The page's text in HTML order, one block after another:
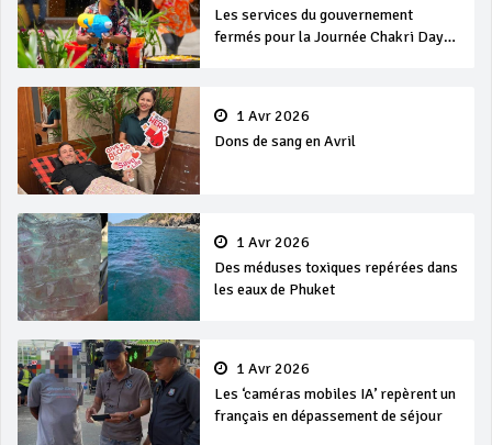
Les services du gouvernement
fermés pour la Journée Chakri Day
1 Avr 2026
Dons de sang en Avril
1 Avr 2026
Des méduses toxiques repérées dans
les eaux de Phuket
1 Avr 2026
Les ‘caméras mobiles IA’ repèrent un
français en dépassement de séjour